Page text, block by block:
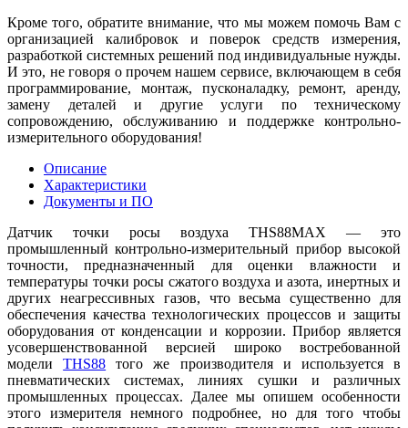
Кроме того, обратите внимание, что мы можем помочь Вам с
организацией калибровок и поверок средств измерения,
разработкой системных решений под индивидуальные нужды.
И это, не говоря о прочем нашем сервисе, включающем в себя
программирование, монтаж, пусконаладку, ремонт, аренду,
замену деталей и другие услуги по техническому
сопровождению, обслуживанию и поддержке контрольно-
измерительного оборудования!
Описание
Характеристики
Документы и ПО
Датчик точки росы воздуха THS88MAX — это
промышленный контрольно-измерительный прибор высокой
точности, предназначенный для оценки влажности и
температуры точки росы сжатого воздуха и азота, инертных и
других неагрессивных газов, что весьма существенно для
обеспечения качества технологических процессов и защиты
оборудования от конденсации и коррозии. Прибор является
усовершенствованной версией широко востребованной
моделиTHS88 того же производителя и используется в
пневматических системах, линиях сушки и различных
промышленных процессах. Далее мы опишем особенности
этого измерителя немного подробнее, но для того чтобы